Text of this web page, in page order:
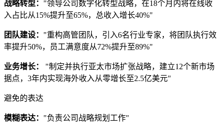
战略转型： "领导公司数字化转型战略，在18个月内将在线收
入占比从15%提升至65%，总收入增长40%"
团队建设： "重构高管团队，引入6名行业专家，将团队执行效
率提升50%，员工满意度从72%提升至89%"
业务增长：
"制定并执行亚太市场扩张战略，建立12个新市场
据点，3年内实现海外收入从零增长至2.5亿美元"
避免的表达
模糊表达： "负责公司战略规划工作"